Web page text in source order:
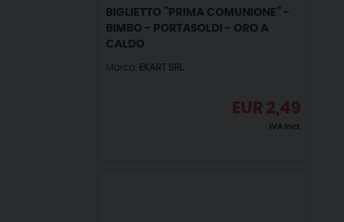
BIGLIETTO ”PRIMA COMUNIONE” -
BIMBO - PORTASOLDI - ORO A
CALDO
Marca: EKART SRL
EUR 2,49
IVA incl.